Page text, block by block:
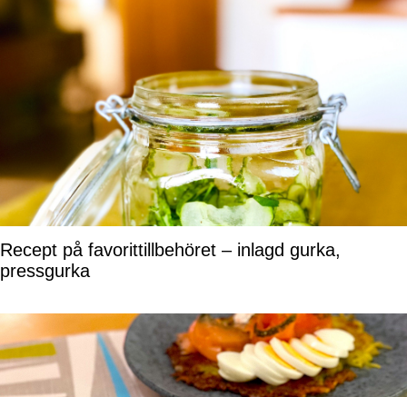
Recept på favorittillbehöret – inlagd gurka,
pressgurka